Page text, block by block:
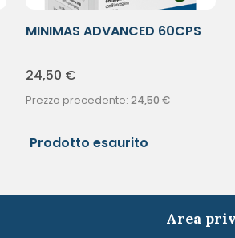
MINIMAS ADVANCED 60CPS
24,50 €
Prezzo precedente: 24,50 €
Prodotto esaurito
Area